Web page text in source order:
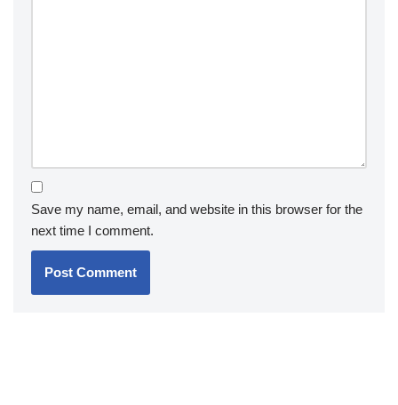
Save my name, email, and website in this browser for the
next time I comment.